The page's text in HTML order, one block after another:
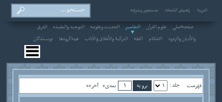
العربیة راهنمای کتابخانه جستجوی پیشرفته
صفحه‌اصلی علوم القرآن التفاسير الحديث وعلومه التوحيد والعقيدة
الفرق
والأديان والردود
الاحکام الفقه التزكية والأخلاق والآداب همه‌گروه‌ها نویسندگان
فهرست جلد : بعدی» آخر»»